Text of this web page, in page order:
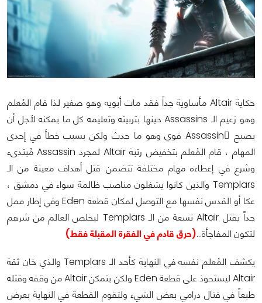
حكاية Altair مأساوية جداً فقد مات أبويه وهو صغير لذا قام المُعلم
وهو زعيم الـ Assassins حينها بتربيته وتعليمه كل ما يمكنه لأجل أن
يصبح ِAssassin قوي وهو ما حدث ولكن بسبب خطأ في إحدى
المهام ، قام المُعلم بتخفيض رتبة Altair لمجرد Assassin مُبتدىء
وشرع في إعطاءه مهام مختلفة تتضمن قتل أهداف معينة من الـ
Templars والذين كانوا يشغلون مناصب ظالمة سواء في دمشق ،
عكا أو القدس نفسها مع التوصل لمكان قطعة Eden وفي إطار ممل
جداً يقتل Altair تسعة من الـ Templars ليخلص العالم من شرهم
لتكون المفاجأة…(حرق قادم في الفقرة المقبلة فقط)
يكشف المُعلم نفسه في النهاية كأحد الـ Templars والذي خان ثقة
Altair ليستحوذ على قطعة Eden ولكن يتمكن Altair من وقفه وقتله
طبعاً في قتال درامي بعض الشيء ولتقوم القطعة في النهاية بعرض